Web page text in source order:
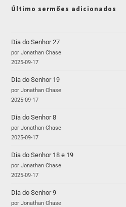
Último sermões adicionados
Dia do Senhor 27
por Jonathan Chase
2025-09-17
Dia do Senhor 19
por Jonathan Chase
2025-09-17
Dia do Senhor 8
por Jonathan Chase
2025-09-17
Dia do Senhor 18 e 19
por Jonathan Chase
2025-09-17
Dia do Senhor 9
por Jonathan Chase